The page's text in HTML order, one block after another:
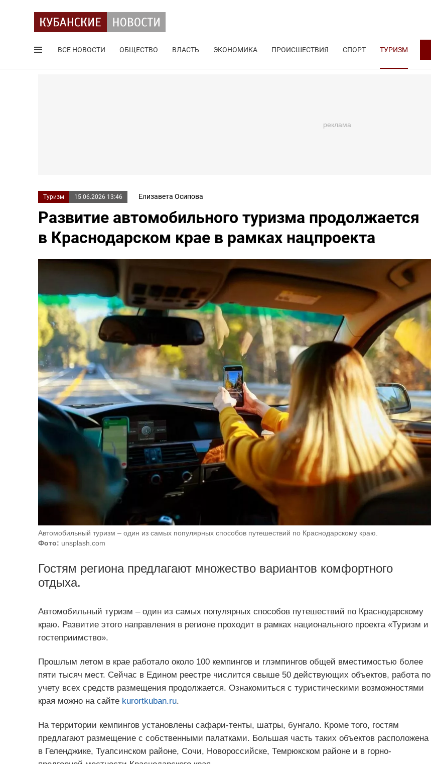
ВСЕ НОВОСТИ ОБЩЕСТВО ВЛАСТЬ ЭКОНОМИКА ПРОИСШЕСТВИЯ СПОРТ ТУРИЗМ
Туризм 15.06.2026 13:46 Елизавета Осипова
Развитие автомобильного туризма продолжается
в Краснодарском крае в рамках нацпроекта
Автомобильный туризм – один из самых популярных способов путешествий по Краснодарскому краю.
Фото: unsplash.com
Гостям региона предлагают множество вариантов комфортного
отдыха.
Автомобильный туризм – один из самых популярных способов путешествий по Краснодарскому
краю. Развитие этого направления в регионе проходит в рамках национального проекта «Туризм и
гостеприимство».
Прошлым летом в крае работало около 100 кемпингов и глэмпингов общей вместимостью более
пяти тысяч мест. Сейчас в Едином реестре числится свыше 50 действующих объектов, работа по
учету всех средств размещения продолжается. Ознакомиться с туристическими возможностями
края можно на сайте kurortkuban.ru.
На территории кемпингов установлены сафари-тенты, шатры, бунгало. Кроме того, гостям
предлагают размещение с собственными палатками. Большая часть таких объектов расположена
в Геленджике, Туапсинском районе, Сочи, Новороссийске, Темрюкском районе и в горно-